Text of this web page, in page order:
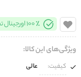
100% اورجینال تضمینی
ویژگی‌های این کالا:
کیفیت:
عالی